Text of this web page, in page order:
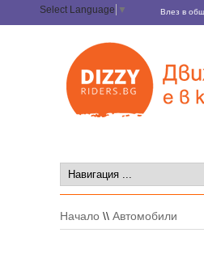
Select Language ▼ Влез в
Начало \\ Автомобили